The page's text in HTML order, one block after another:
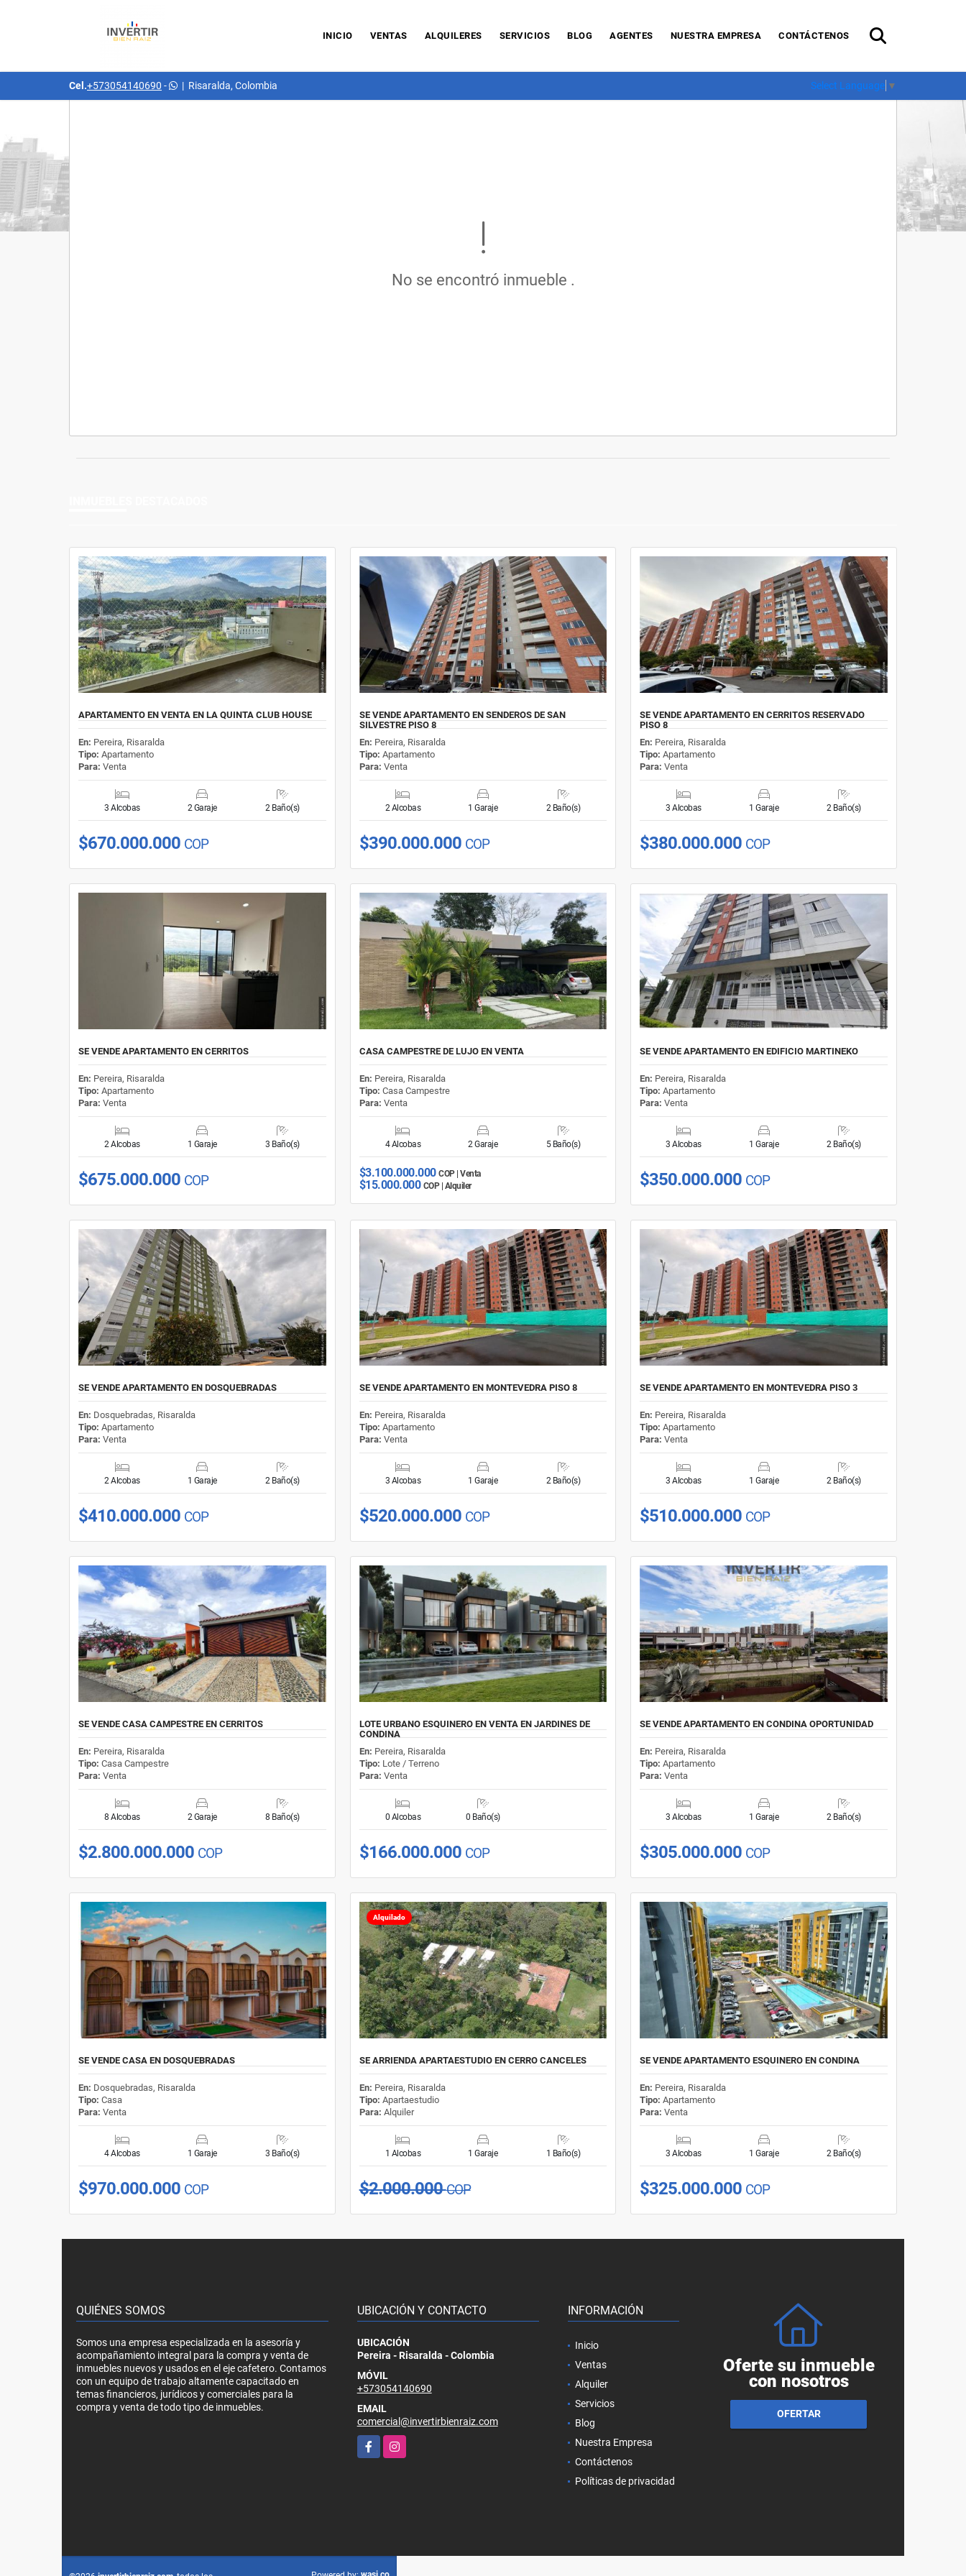
INICIO VENTAS ALQUILERES SERVICIOS BLOG AGENTES NUESTRA EMPRESA CONTÁCTENOS
Cel.+573054140690 - | Risaralda, Colombia Select Language ▼
No se encontró inmueble .
APARTAMENTO EN VENTA EN LA QUINTA CLUB HOUSE
En: Pereira, Risaralda
Tipo: Apartamento
Para: Venta
3 Alcobas 2 Garaje 2 Baño(s)
$670.000.000 COP
SE VENDE APARTAMENTO EN SENDEROS DE SAN
SILVESTRE PISO 8
En: Pereira, Risaralda
Tipo: Apartamento
Para: Venta
2 Alcobas 1 Garaje 2 Baño(s)
$390.000.000 COP
SE VENDE APARTAMENTO EN CERRITOS RESERVADO
PISO 8
En: Pereira, Risaralda
Tipo: Apartamento
Para: Venta
3 Alcobas 1 Garaje 2 Baño(s)
$380.000.000 COP
SE VENDE APARTAMENTO EN CERRITOS
En: Pereira, Risaralda
Tipo: Apartamento
Para: Venta
2 Alcobas 1 Garaje 3 Baño(s)
$675.000.000 COP
CASA CAMPESTRE DE LUJO EN VENTA
En: Pereira, Risaralda
Tipo: Casa Campestre
Para: Venta
4 Alcobas 2 Garaje 5 Baño(s)
$3.100.000.000COP | Venta
$15.000.000 COP | Alquiler
SE VENDE APARTAMENTO EN EDIFICIO MARTINEKO
En: Pereira, Risaralda
Tipo: Apartamento
Para: Venta
3 Alcobas 1 Garaje 2 Baño(s)
$350.000.000 COP
SE VENDE APARTAMENTO EN DOSQUEBRADAS
En: Dosquebradas, Risaralda
Tipo: Apartamento
Para: Venta
2 Alcobas 1 Garaje 2 Baño(s)
$410.000.000 COP
SE VENDE APARTAMENTO EN MONTEVEDRA PISO 8
En: Pereira, Risaralda
Tipo: Apartamento
Para: Venta
3 Alcobas 1 Garaje 2 Baño(s)
$520.000.000 COP
SE VENDE APARTAMENTO EN MONTEVEDRA PISO 3
En: Pereira, Risaralda
Tipo: Apartamento
Para: Venta
3 Alcobas 1 Garaje 2 Baño(s)
$510.000.000 COP
SE VENDE CASA CAMPESTRE EN CERRITOS
En: Pereira, Risaralda
Tipo: Casa Campestre
Para: Venta
8 Alcobas 2 Garaje 8 Baño(s)
$2.800.000.000 COP
LOTE URBANO ESQUINERO EN VENTA EN JARDINES DE
CONDINA
En: Pereira, Risaralda
Tipo: Lote / Terreno
Para: Venta
0 Alcobas 0 Baño(s)
$166.000.000 COP
SE VENDE APARTAMENTO EN CONDINA OPORTUNIDAD
En: Pereira, Risaralda
Tipo: Apartamento
Para: Venta
3 Alcobas 1 Garaje 2 Baño(s)
$305.000.000 COP
SE VENDE CASA EN DOSQUEBRADAS
En: Dosquebradas, Risaralda
Tipo: Casa
Para: Venta
4 Alcobas 1 Garaje 3 Baño(s)
$970.000.000 COP
Alquilado
SE ARRIENDA APARTAESTUDIO EN CERRO CANCELES
En: Pereira, Risaralda
Tipo: Apartaestudio
Para: Alquiler
1 Alcobas 1 Garaje 1 Baño(s)
$2.000.000COP
SE VENDE APARTAMENTO ESQUINERO EN CONDINA
En: Pereira, Risaralda
Tipo: Apartamento
Para: Venta
3 Alcobas 1 Garaje 2 Baño(s)
$325.000.000 COP
QUIÉNES SOMOS
Somos una empresa especializada en la asesoría y
acompañamiento integral para la compra y venta de
inmuebles nuevos y usados en el eje cafetero. Contamos
con un equipo de trabajo altamente capacitado en
temas financieros, jurídicos y comerciales para la
compra y venta de todo tipo de inmuebles.
UBICACIÓN Y CONTACTO
UBICACIÓN
Pereira - Risaralda - Colombia
MÓVIL
+573054140690
EMAIL
comercial@invertirbienraiz.com
FacebookInstagram
INFORMACIÓN
Inicio
Ventas
Alquiler
Servicios
Blog
Nuestra Empresa
Contáctenos
Políticas de privacidad
Oferte su inmueble
con nosotros
OFERTAR